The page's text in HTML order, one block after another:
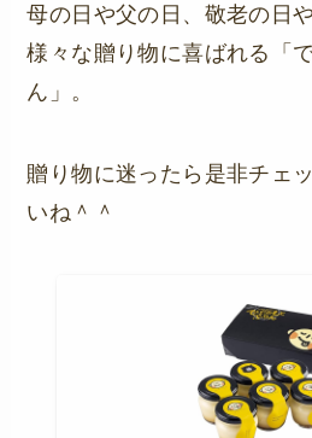
母の日や父の日、敬老の日
様々な贈り物に喜ばれる「
ん」。
贈り物に迷ったら是非チェ
いね＾＾